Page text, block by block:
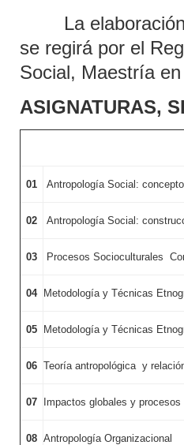
La elaboración,
se regirá por el
Social, Maestría
ASIGNATURAS,
01 Antropología Social:
02 Antropología Social:
03 Procesos Socioculturales
04 Metodología y Técnicas
05 Metodología y Técnicas
06 Teoría antropológica y
07 Impactos globales y
08 Antropología Organizacional